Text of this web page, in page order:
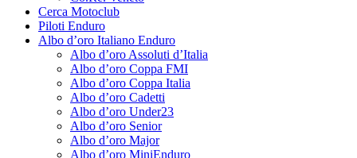
Cerca Motoclub
Piloti Enduro
Albo d’oro Italiano Enduro
Albo d’oro Assoluti d’Italia
Albo d’oro Coppa FMI
Albo d’oro Coppa Italia
Albo d’oro Cadetti
Albo d’oro Under23
Albo d’oro Senior
Albo d’oro Major
Albo d’oro MiniEnduro